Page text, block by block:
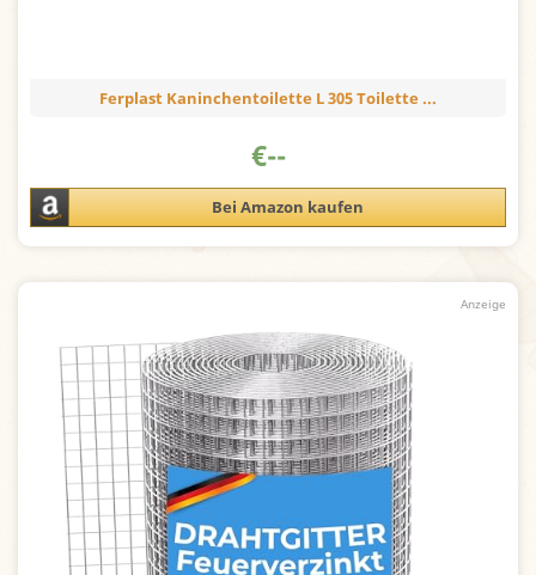
Ferplast Kaninchentoilette L 305 Toilette ...
€--
Bei Amazon kaufen